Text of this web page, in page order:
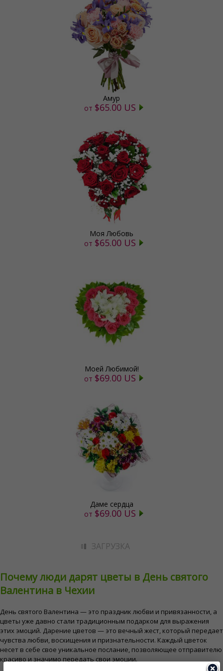
Амур
от $65.00 US
Моя Любовь
от $65.00 US
Моей Любимой!
от $69.00 US
Даме сердца
от $69.00 US
ЗАГРУЗКА
Почему люди дарят цветы в День святого
Валентина в Чехии
День святого Валентина — это праздник любви и привязанности, а
цветы уже давно стали традиционным подарком для выражения
этих эмоций. Дарение цветов — это вечный жест, который передает
чувства любви, восхищения и признательности. Каждый цветок
несет в себе свое уникальное послание, позволяющее отправителю
красиво и значимо передать свои эмоции.